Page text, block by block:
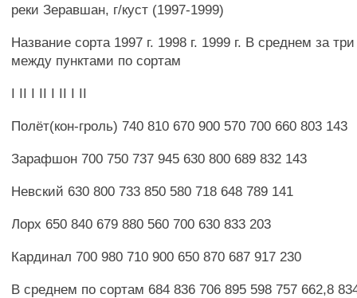
реки Зеравшан, г/куст (1997-1999)
Название сорта 1997 г. 1998 г. 1999 г. В среднем за
между пунктами по сортам
I II I II I II I II
Полёт(кон-гроль) 740 810 670 900 570 700 660 803 143
Зарафшон 700 750 737 945 630 800 689 832 143
Невский 630 800 733 850 580 718 648 789 141
Лорх 650 840 679 880 560 700 630 833 203
Кардинал 700 980 710 900 650 870 687 917 230
В среднем по сортам 684 836 706 895 598 757 662,8